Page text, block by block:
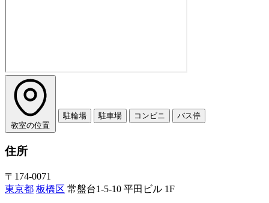
教室の位置
駐輪場 駐車場 コンビニ バス停
住所
〒174-0071
東京都 板橋区 常盤台1-5-10 平田ビル 1F